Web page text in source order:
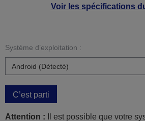
Voir les spécifications
Système d’exploitation :
C’est parti
Attention : Il est possible que votre